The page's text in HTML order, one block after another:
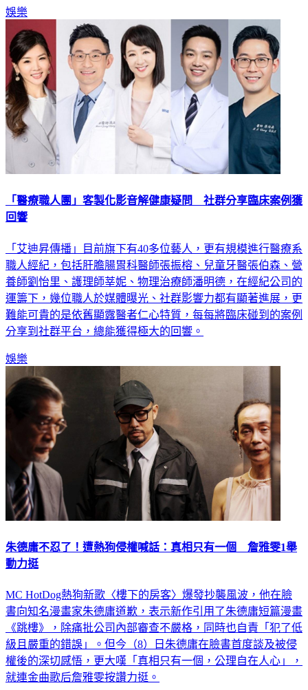
娛樂
「醫療職人團」客製化影音解健康疑問 社群分享臨床案例獲
回響
「艾迪昇傳播」目前旗下有40多位藝人，更有規模進行醫療系
職人經紀，包括肝膽腸胃科醫師張振榕、兒童牙醫張伯森、營
養師劉怡里、護理師莘妮、物理治療師潘明德，在經紀公司的
運籌下，幾位職人於媒體曝光、社群影響力都有顯著進展，更
難能可貴的是依舊顯露醫者仁心特質，每每將臨床碰到的案例
分享到社群平台，總能獲得極大的回響。
娛樂
朱德庸不忍了！遭熱狗侵權喊話：真相只有一個 詹雅雯1舉
動力挺
MC HotDog熱狗新歌〈樓下的房客〉爆發抄襲風波，他在臉
書向知名漫畫家朱德庸道歉，表示新作引用了朱德庸短篇漫畫
《跳樓》，除痛批公司內部審查不嚴格，同時也自責「犯了低
級且嚴重的錯誤」。但今（8）日朱德庸在臉書首度談及被侵
權後的深切感悟，更大嘆「真相只有一個，公理自在人心」，
就連金曲歌后詹雅雯按讚力挺。